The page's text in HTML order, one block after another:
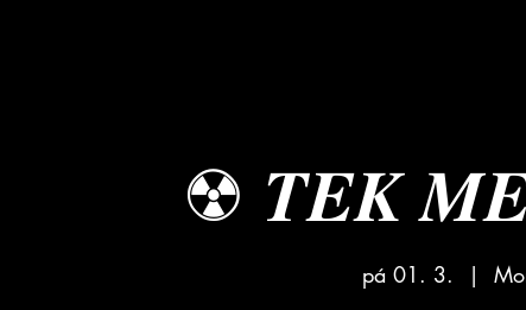
☢︎ 𝑻𝑬𝑲
pá 01. 3.
  |